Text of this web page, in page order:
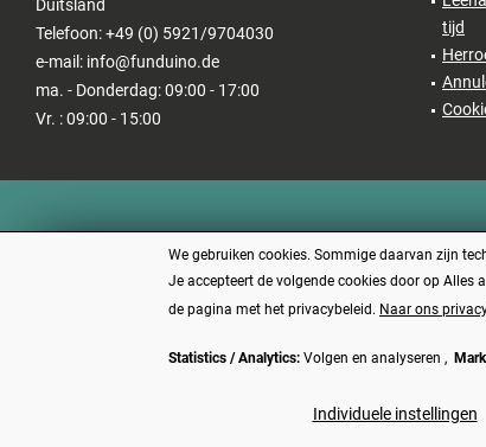
Duitsland
Telefoon: +49 (0) 5921/9704030
e-mail: info@funduino.de
ma. - Donderdag: 09:00 - 17:00
Vr. : 09:00 - 15:00
tijd
*
We gebruiken cookies. Sommige daarvan zijn
Je accepteert de volgende cookies door op Alles
de pagina met het privacybeleid. Naar ons
Statistics / Analytics: Volgen en analyseren ,
Individuele instellingen